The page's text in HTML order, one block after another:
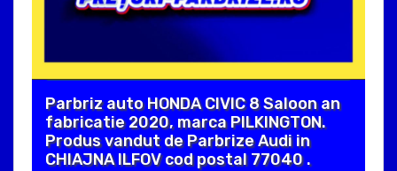
Parbriz auto HONDA CIVIC 8 Saloon an
fabricatie 2020, marca PILKINGTON.
Produs vandut de Parbrize Audi in
CHIAJNA ILFOV cod postal 77040 .